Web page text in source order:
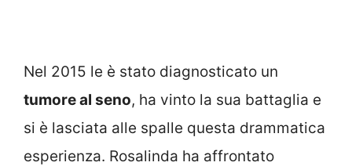
Nel 2015 le è stato diagnosticato un
tumore al seno, ha vinto la sua battaglia e
si è lasciata alle spalle questa drammatica
esperienza. Rosalinda ha affrontato